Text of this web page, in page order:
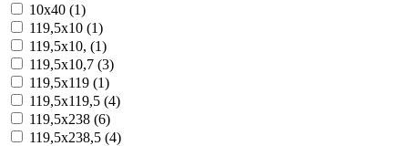
10x40 (1)
119,5x10 (1)
119,5x10, (1)
119,5x10,7 (3)
119,5x119 (1)
119,5x119,5 (4)
119,5x238 (6)
119,5x238,5 (4)